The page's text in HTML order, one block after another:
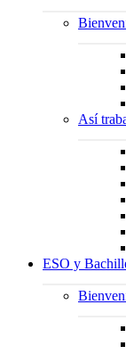
Así
ESO y